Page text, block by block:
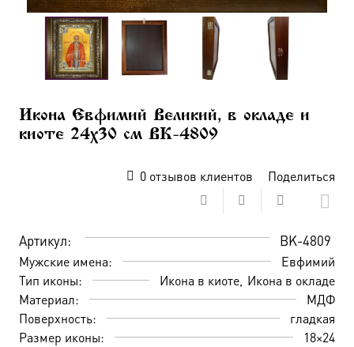
Икона Евфимий Великий, в окладе и
киоте 24х30 см BK-4809
0отзывов клиентов Поделиться
Артикул: BK-4809
Мужские имена:
Евфимий
Тип иконы:
Икона в киоте Икона в окладе
Материал:
МДФ
Поверхность:
гладкая
Размер иконы:
18×24